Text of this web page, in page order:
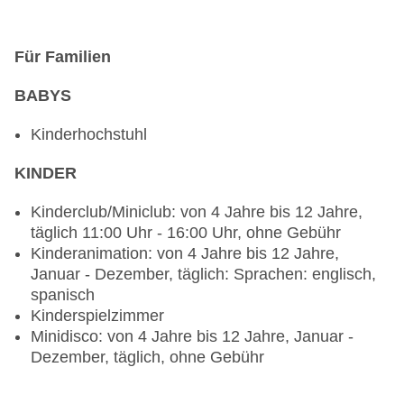
Gerichte: Anfrage & Reservierung notwendig,
klimatisierbar, Kinderhochstuhl, angemessene
Restaurant „Gorbea Restaurant & Chill Out“:
regional, spanisch, Fisch/Meeresfrüchte,
Gerichte, à la carte, Anfrage & Reservierung
notwendig, gegen Gebühr, 18:00 Uhr - 00:00 Uhr,
klimatisierbar, mit Terrasse, Kinderhochstuhl,
angemessene Kleidung erwünscht
Bars & mehr: 6
Lobbybar „Lobby Bar“: täglich, gegen Gebühr, bei
All Inclusive inklusive
Poolbar Outdoor „Bar Piscina“: täglich, gegen
Für Familien
BABYS
Kinderhochstuhl
KINDER
Kinderclub/Miniclub: von 4 Jahre bis 12 Jahre,
täglich 11:00 Uhr - 16:00 Uhr, ohne Gebühr
Kinderanimation: von 4 Jahre bis 12 Jahre,
Januar - Dezember, täglich: Sprachen: englisch,
spanisch
Kinderspielzimmer
Minidisco: von 4 Jahre bis 12 Jahre, Januar -
Dezember, täglich, ohne Gebühr